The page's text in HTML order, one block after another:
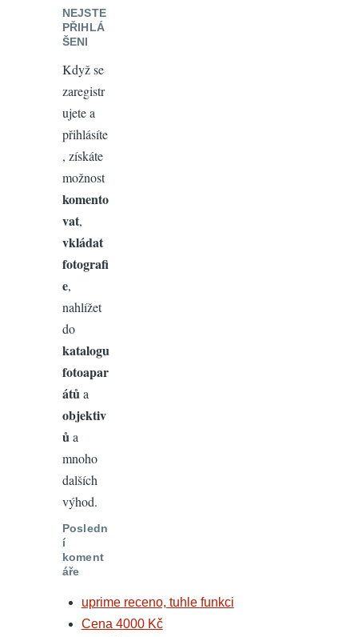
NEJSTE
PŘIHLÁ
ŠENI
Když se
zaregistr
ujete a
přihlásíte
, získáte
možnost
komento
vat,
vkládat
fotografi
e,
nahlížet
do
katalogu
fotoapar
átů a
objektiv
ů a
mnoho
dalších
výhod.
Posledn
í
koment
áře
uprime receno, tuhle funkci
Cena 4000 Kč